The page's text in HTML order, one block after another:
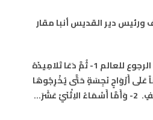
ورئيس دير القديس أنبا مقار
الرجوع للعالم (متى 10: 1-7) الرجوع للعالم 1- ثُمَّ دَعَا تَلاَمِيذَهُ
عَلَى أَرْوَاحٍ نَجِسَةٍ حَتَّى يُخْرِجُوهَا